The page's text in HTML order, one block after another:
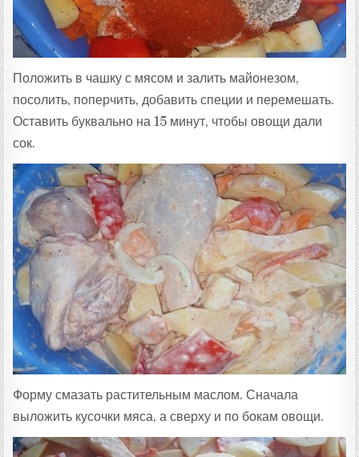
Положить в чашку с мясом и залить майонезом,
посолить, поперчить, добавить специи и перемешать.
Оставить буквально на 15 минут, чтобы овощи дали
сок.
Форму смазать растительным маслом. Сначала
выложить кусочки мяса, а сверху и по бокам овощи.